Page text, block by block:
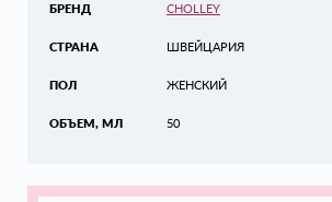
БРЕНД
СТРАНА
ПОЛ
ОБЪЕМ, МЛ
CHOLLEY
ШВЕЙЦАРИЯ
ЖЕНСКИЙ
50